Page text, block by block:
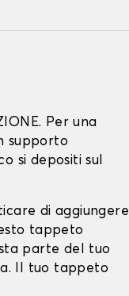
Per una
supporto
si depositi sul
di aggiungere
tappeto
parte del tuo
Il tuo tappeto